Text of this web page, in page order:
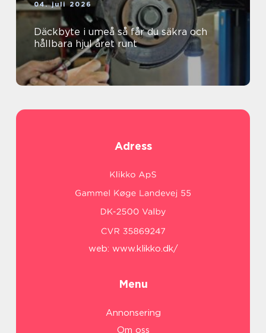
04. juli 2026
Däckbyte i umeå så får du säkra och
hållbara hjul året runt
Adress
web: www.klikko.dk/
Menu
Annonsering
Om oss